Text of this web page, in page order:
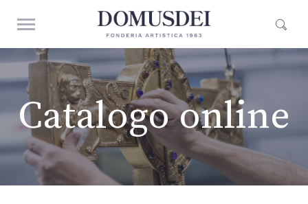
Catalogo online